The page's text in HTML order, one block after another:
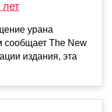
урана
сообщает The New
издания, эта